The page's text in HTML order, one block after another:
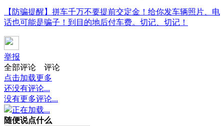
【防骗提醒】拼车千万不要提前交定金！给你发车辆照片、电
话也可能是骗子！到目的地后付车费。切记、切记！
举报
全部评论
评论
点击加载更多
还没有评论...
没有更多评论...
正在加载...
随便说点什么